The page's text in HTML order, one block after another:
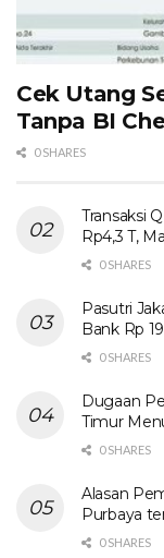
Cek Utang
Tanpa BI
0 SHARES
Transaksi
Rp4,3 T,
0 SHARES
Pasutri
Bank Rp
0 SHARES
Dugaan
Timur
0 SHARES
Alasan
Purbaya
0 SHARES